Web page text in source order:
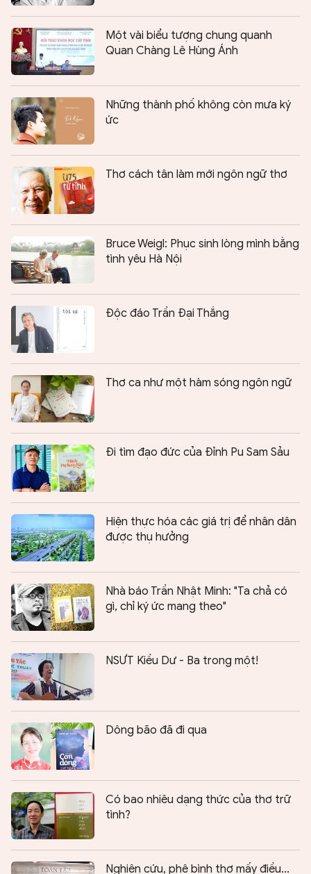
Một vài biểu tượng chung quanh
Quan Chàng Lê Hùng Ánh
Những thành phố không còn mưa ký
ức
Thơ cách tân làm mới ngôn ngữ thơ
Bruce Weigl: Phục sinh lòng mình bằng
tình yêu Hà Nội
Độc đáo Trần Đại Thắng
Thơ ca như một hàm sóng ngôn ngữ
Đi tìm đạo đức của Đỉnh Pu Sam Sảu
Hiện thực hóa các giá trị để nhân dân
được thụ hưởng
Nhà báo Trần Nhật Minh: "Ta chả có
gì, chỉ ký ức mang theo"
NSƯT Kiều Dư - Ba trong một!
Dông bão đã đi qua
Có bao nhiêu dạng thức của thơ trữ
tình?
Nghiên cứu, phê bình thơ mấy điều...